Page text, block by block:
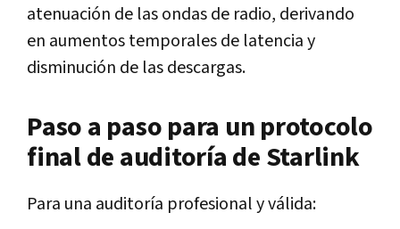
atenuación de las ondas de radio, derivando
en aumentos temporales de latencia y
disminución de las descargas.
Paso a paso para un protocolo
final de auditoría de Starlink
Para una auditoría profesional y válida: